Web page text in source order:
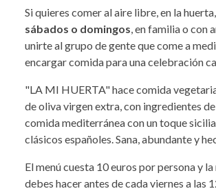
Si quieres comer al aire libre, en la huerta,
sábados o domingos, en familia o con
unirte al grupo de gente que come a
encargar comida para una celebración
"LA MI HUERTA" hace comida
de oliva virgen extra, con ingredientes
comida mediterránea con un toque
clásicos españoles. Sana, abundante y
El menú cuesta 10 euros por persona y
debes hacer antes de cada viernes a las